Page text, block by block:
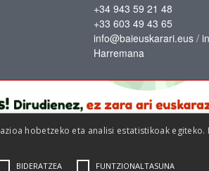
+34 943 59 21 48
+33 603 49 43 65
info@baieuskarari.eus /
Harremana
hobetzeko eta analisi estatistikoak
BIDERATZEA FUNTZIONALTASUNA